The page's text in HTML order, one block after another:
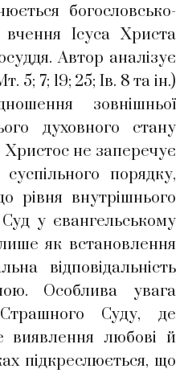
богословсько-
Ісуса Христа
Автор аналізує
5; 7; 19; 25; Ів. 8 та ін.)
зовнішньої
духовного стану
не заперечує
порядку,
рівня внутрішнього
у євангельському
як встановлення
відповідальність
Особлива увага
Суду, де
виявлення любові й
підкреслюється, що